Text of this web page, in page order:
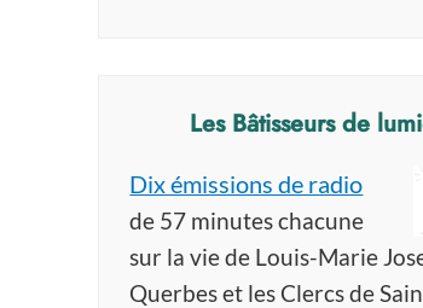
Les Bâtisseurs de
Dix émissions de radio
de 57 minutes chacune
sur la vie de Louis-Marie
Querbes et les Clercs de